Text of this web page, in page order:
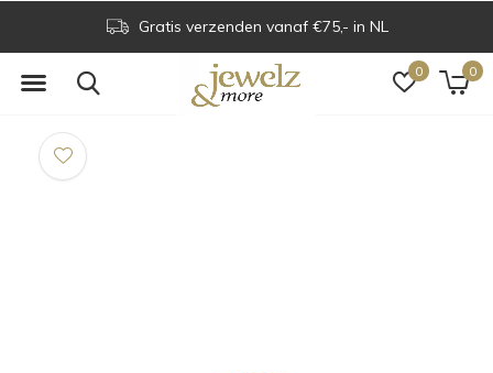
0 0
Gratis verzenden vanaf €75,- in NL